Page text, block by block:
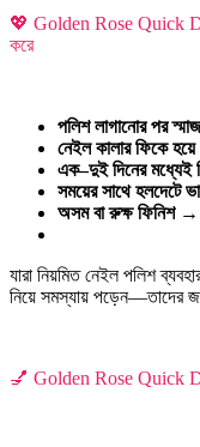
💖 Golden Rose Quick Dry
করে
পলিশ লাগানোর পর
নেইল কালার ফিকে হয়ে
এক–দুই দিনের মধ্যেই
সময়ের সাথে হলদেটে
অসম বা রুক্ষ ফিনিশ→
যারা নিয়মিত নেইল পলিশ
নিয়ে সমস্যায় পড়েন—তাদের
💅 Golden Rose Quick